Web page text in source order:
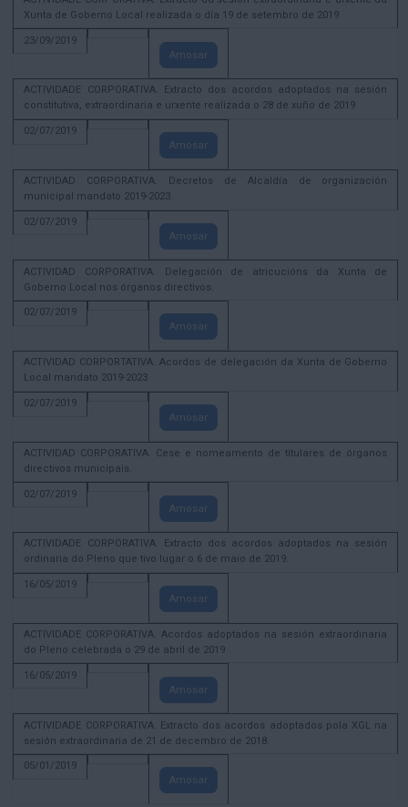
Xunta de Goberno Local realizada o día 19 de setembro de 2019
23/09/2019
Amosar
ACTIVIDADE CORPORATIVA. Extracto dos acordos adoptados na sesión
constitutiva, extraordinaria e urxente realizada o 28 de xuño de 2019
02/07/2019
Amosar
ACTIVIDAD CORPORATIVA. Decretos de Alcaldía de organización
municipal mandato 2019-2023.
02/07/2019
Amosar
ACTIVIDAD CORPORATIVA. Delegación de atricucións da Xunta de
Goberno Local nos órganos directivos.
02/07/2019
Amosar
ACTIVIDAD CORPORTATIVA. Acordos de delegación da Xunta de Goberno
Local mandato 2019-2023
02/07/2019
Amosar
ACTIVIDAD CORPORATIVA. Cese e nomeamento de titulares de órganos
directivos municipais.
02/07/2019
Amosar
ACTIVIDADE CORPORATIVA. Extracto dos acordos adoptados na sesión
ordinaria do Pleno que tivo lugar o 6 de maio de 2019.
16/05/2019
Amosar
ACTIVIDADE CORPORATIVA. Acordos adoptados na sesión extraordinaria
do Pleno celebrada o 29 de abril de 2019
16/05/2019
Amosar
ACTIVIDADE CORPORATIVA. Extracto dos acordos adoptados pola XGL na
sesión extraordinaria de 21 de decembro de 2018.
05/01/2019
Amosar